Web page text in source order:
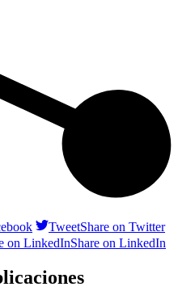
TweetShare on Twitter
on LinkedInShare on LinkedIn